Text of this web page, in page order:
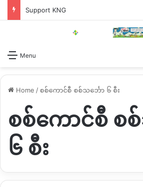
Support KNG
Menu
Home /စစ်ကောင်စီ စစ်သင်္ဘော ၆ စီး
စစ်ကောင်စီ စ
၆ စီး